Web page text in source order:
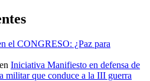
el CONGRESO: ¿Paz para
en Iniciativa Manifiesto en defensa de
militar que conduce a la III guerra